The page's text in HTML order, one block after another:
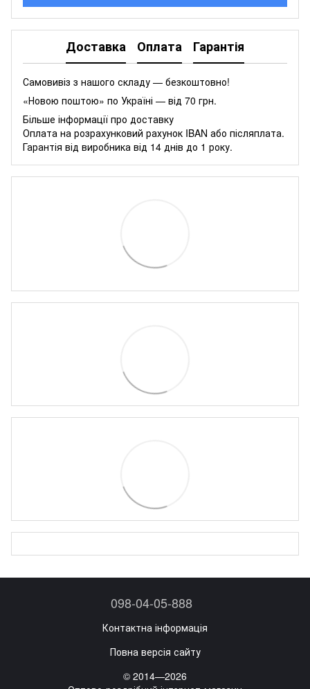
Доставка Оплата Гарантія
Самовивіз з нашого складу — безкоштовно!
«Новою поштою» по Україні — від 70 грн.
Більше інформації про доставку
Оплата на розрахунковий рахунок IBAN або післяплата.
Гарантія від виробника від 14 днів до 1 року.
098-04-05-888
Контактна інформація
Повна версія сайту
© 2014—2026